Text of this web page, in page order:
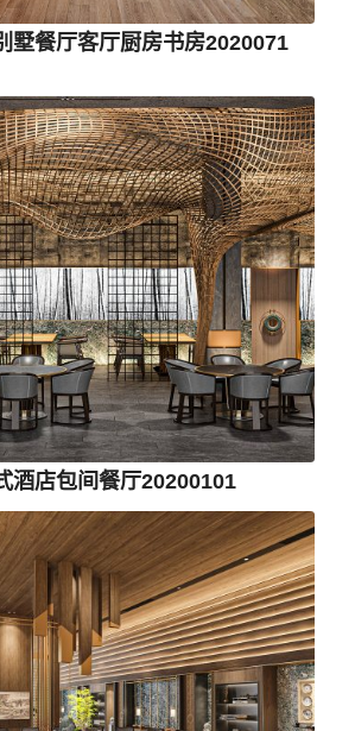
墅餐厅客厅厨房书房2020071
酒店包间餐厅20200101